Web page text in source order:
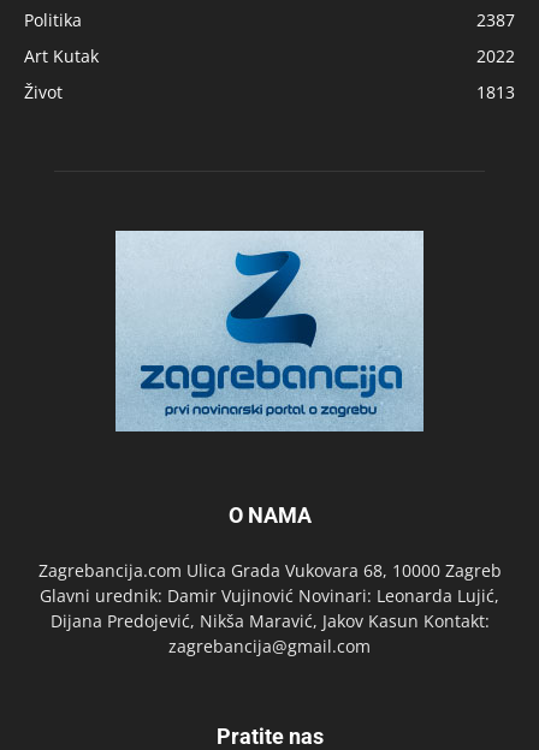
Politika
2387
Art Kutak
2022
Život
1813
O NAMA
Zagrebancija.com Ulica Grada Vukovara 68, 10000 Zagreb
Glavni urednik: Damir Vujinović Novinari: Leonarda Lujić,
Dijana Predojević, Nikša Maravić, Jakov Kasun Kontakt:
zagrebancija@gmail.com
Pratite nas